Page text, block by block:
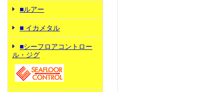
■ルアー
■ イカメタル
■シーフロアコントロー
ル・ジグ